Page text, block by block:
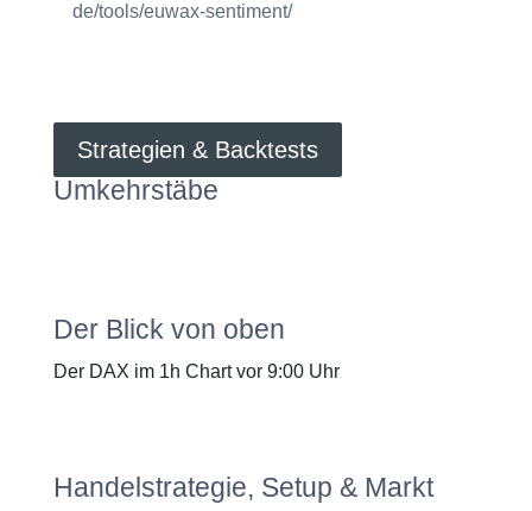
de/tools/euwax-sentiment/
Strategien & Backtests
Umkehrstäbe
Der Blick von oben
Der DAX im 1h Chart vor 9:00 Uhr
Handelstrategie, Setup & Markt